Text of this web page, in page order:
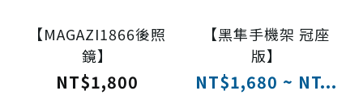
【MAGAZI1866後照
鏡】
NT$1,800
【黑隼手機架 冠座
版】
NT$1,680 ~ NT...